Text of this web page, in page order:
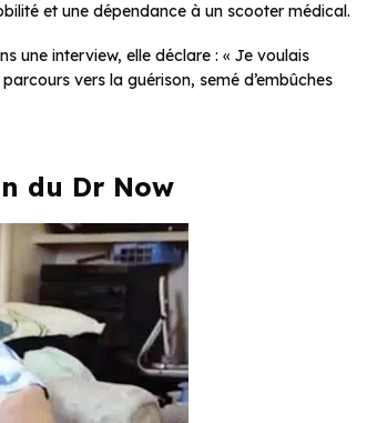
et une dépendance à un scooter médical.
une interview, elle déclare : « Je voulais
vers la guérison, semé d’embûches
du Dr Now